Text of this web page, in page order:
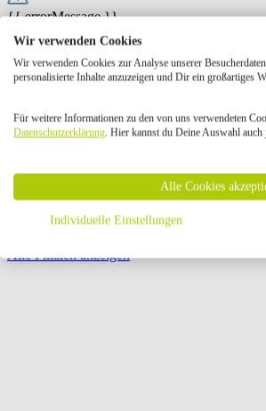
{{ errorMessage }}
{{
{{ store.label }}
Ausgewählt Auswählen Öffnungszeiten
Öffnungszeiten:
Seite {{ pagination.page }} von {{
Alle Filialen anzeigen
Wir verwenden Cookies
Wir verwenden Cookies zur Analyse unserer
personalisierte Inhalte anzuzeigen und Dir ein großartiges
Für weitere Informationen zu den von uns verwendeten
Datenschutzerklärung. Hier kannst du Deine Auswahl auch
Alle Cookies
Individuelle Einstellungen